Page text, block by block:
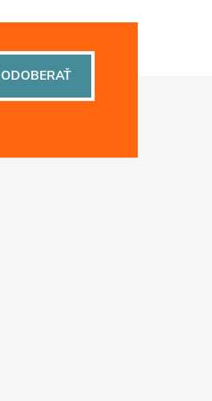
ODOBERAŤ